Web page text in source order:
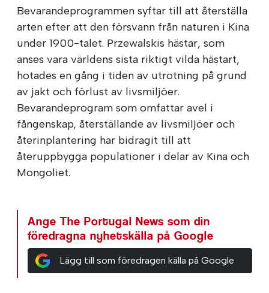
Bevarandeprogrammen syftar till att återställa
arten efter att den försvann från naturen i Kina
under 1900-talet. Przewalskis hästar, som
anses vara världens sista riktigt vilda hästart,
hotades en gång i tiden av utrotning på grund
av jakt och förlust av livsmiljöer.
Bevarandeprogram som omfattar avel i
fångenskap, återställande av livsmiljöer och
återinplantering har bidragit till att
återuppbygga populationer i delar av Kina och
Mongoliet.
Ange The Portugal News som din
föredragna nyhetskälla på Google
Lägg till som föredragen källa på Google